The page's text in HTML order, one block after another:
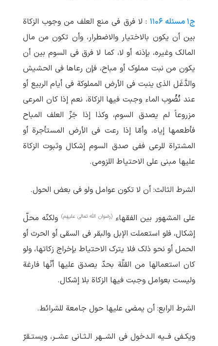
ج۱ مسئله ۱۱۰۶
: لا فرق فی منع العلف من وجوب الزکاة
بین أن یکون بالاختیار والاضطرار، وأن تکون من مال
المالک وغیره، بإذنه أو لا، کما لا فرق فی السوم بین أن
یکون من نبت مملوک أو مباح، فإن رعاها فی الحشیش
والدَّغَل الذی ینبت فی الأرض المملوکة فی أیام الربیع أو
عند نُضُوب الماء وجبت فیها الزکاة، نعم إذا کان المرعی
مزروعاً لم‏ یصدق السوم، وکذا إذا جَزّ العلف المباح
فأطعمها إیاه، وأمّا إذا رعت فی الأرض المستأجرة أو
المشتراة للرعی ففی صدق السوم إشکال وثبوت الزکاة
علیها مبنی علی الاحتیاط اللزومی.
الشرط الثالث: أن لا تکون عوامل ولو فی بعض الحول.
علی المشهور بین الفقهاء(رضوان الله تعالی علیهم) ولکنّه محلّ
إشکال، فلو استعملت الإبل والبقر فی السقی أو الحرث أو
الحمل أو نحو ذلک فلا یترک الاحتیاط بإخراج زکاتها، ولو
کان استعمالها من القلّة بحدّ یصدق علیها أنّها فارغة
ولیست بعوامل وجبت فیها الزکاة بلا إشکال.
الشرط الرابع: أن یمضی علیها حول جامعة للشرائط.
ویکـفی فــیه الـدخول فی الشــهر الـثـانی عشــر، ویستـقرّ